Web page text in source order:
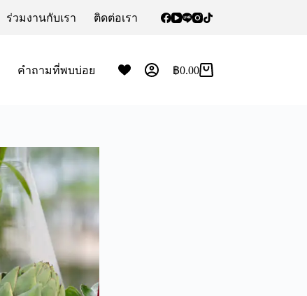
ร่วมงานกับเรา ติดต่อเรา
คำถามที่พบบ่อย ฿0.00